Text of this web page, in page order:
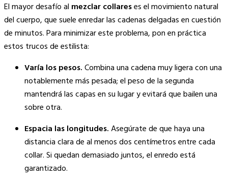
El mayor desafío al mezclar collareses el movimiento natural
del cuerpo, que suele enredar las cadenas delgadas en cuestión
de minutos. Para minimizar este problema, pon en práctica
estos trucos de estilista:
Varía los pesos.Combina una cadena muy ligera con una
notablemente más pesada; el peso de la segunda
mantendrá las capas en su lugar y evitará que bailen una
sobre otra.
Espacia las longitudes.Asegúrate de que haya una
distancia clara de al menos dos centímetros entre cada
collar. Si quedan demasiado juntos, el enredo está
garantizado.